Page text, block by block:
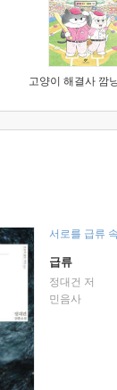
고양이 해결사 깜
서로를 급류
급류
정대건 저
민음사